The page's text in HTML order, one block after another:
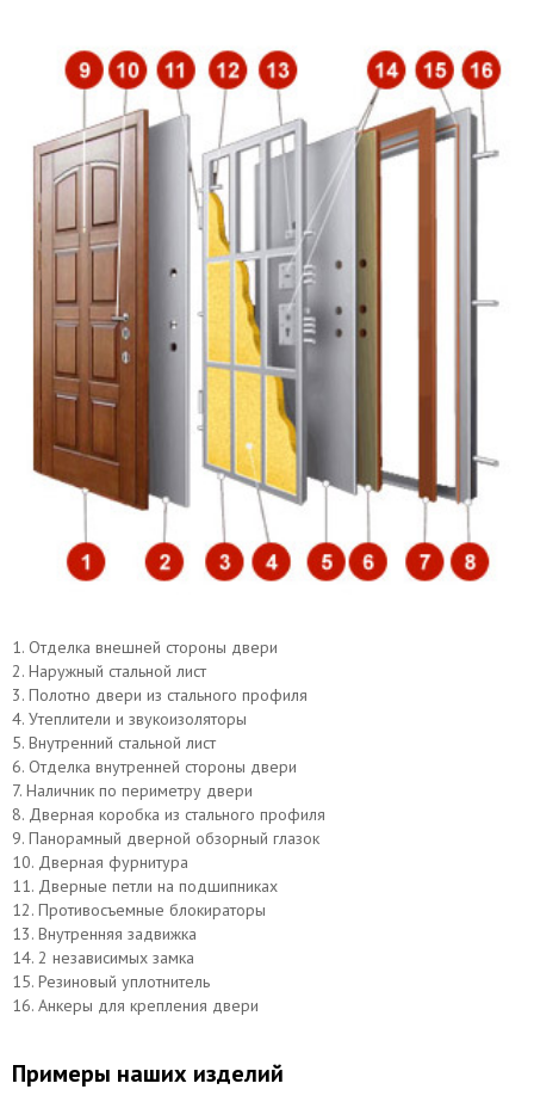
Обналичка по периметру
коробки
50×2 мм
Резиновый уплотнитель
по периметру полотна и коробки
Притворная планка
(нащельник)
полоса 16×4 мм
диаметр 20 мм
Противосъемные устройства противосъёмные блокираторы
Отделка снаружи порошковое напыление
Отделка внутри порошковое напыление
Верхний замок САМ Нижний замок МосРентген
1. Отделка внешней стороны двери
2. Наружный стальной лист
3. Полотно двери из стального профиля
4. Утеплители и звукоизоляторы
5. Внутренний стальной лист
6. Отделка внутренней стороны двери
7. Наличник по периметру двери
8. Дверная коробка из стального профиля
9. Панорамный дверной обзорный глазок
10. Дверная фурнитура
11. Дверные петли на подшипниках
12. Противосъемные блокираторы
13. Внутренняя задвижка
14. 2 независимых замка
15. Резиновый уплотнитель
16. Анкеры для крепления двери
Примеры наших изделий